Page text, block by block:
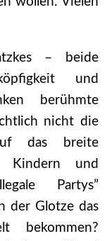
– beide
und
berühmte
nicht die
das breite
Kindern und
Partys”
der Glotze das
bekommen?